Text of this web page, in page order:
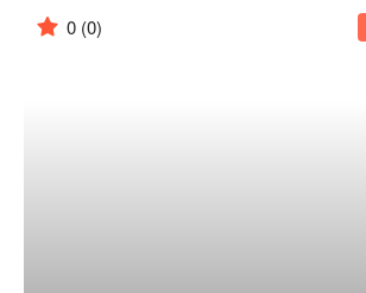
0 (0)